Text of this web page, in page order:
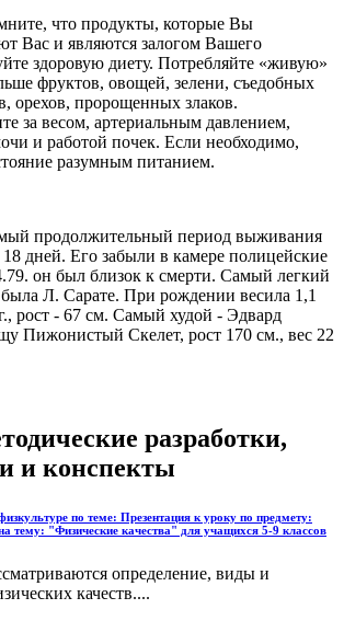
что продукты, которые Вы
Вас и являются залогом Вашего
здоровую диету. Потребляйте «живую»
фруктов, овощей, зелени, съедобных
орехов, пророщенных злаков.
за весом, артериальным давлением,
и работой почек. Если необходимо,
разумным питанием.
продолжительный период выживания
дней. Его забыли в камере полицейские
он был близок к смерти. Самый легкий
Л. Сарате. При рождении весила 1,1
рост - 67 см. Самый худой - Эдвард
Пижонистый Скелет, рост 170 см., вес 22
разработки,
и конспекты
по теме: Презентация к уроку по предмету:
тему: "Физические качества" для учащихся 5-9 классов
определение, виды и
качеств....